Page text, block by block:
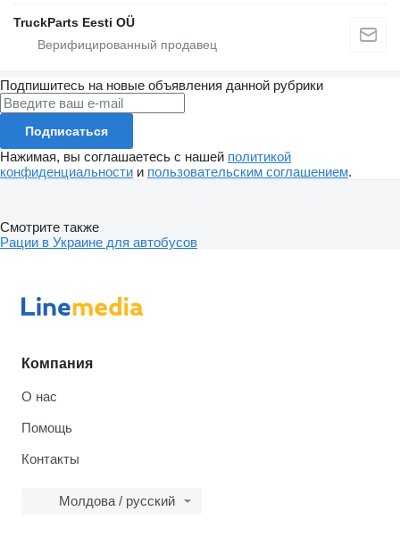
TruckParts Eesti OÜ
Подпишитесь на новые объявления данной рубрики
Подписаться
Нажимая, вы соглашаетесь с нашей политикой
конфиденциальности и пользовательским соглашением.
Смотрите также
Рации в Украине для автобусов
Компания
О нас
Помощь
Контакты
Молдова / русский